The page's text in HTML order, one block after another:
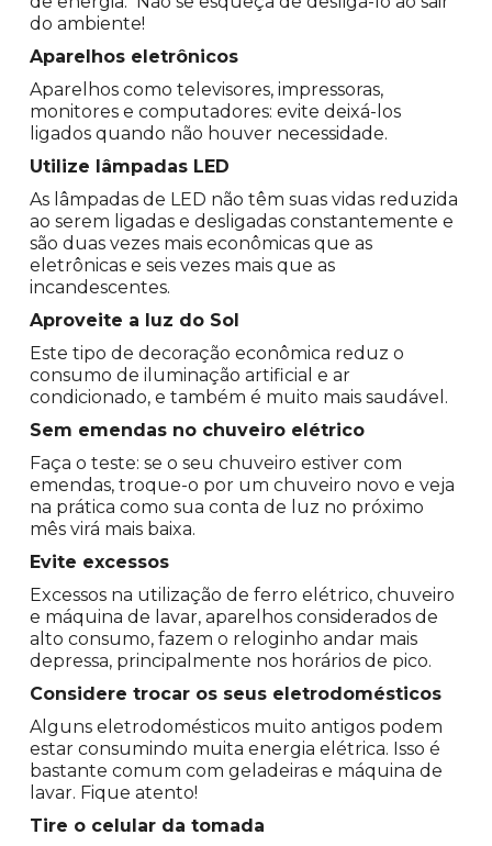
do ambiente!
Aparelhos eletrônicos
Aparelhos como televisores, impressoras,
monitores e computadores: evite deixá-los
ligados quando não houver necessidade.
Utilize lâmpadas LED
As lâmpadas de LED não têm suas vidas reduzida
ao serem ligadas e desligadas constantemente e
são duas vezes mais econômicas que as
eletrônicas e seis vezes mais que as
incandescentes.
Aproveite a luz do Sol
Este tipo de decoração econômica reduz o
consumo de iluminação artificial e ar
condicionado, e também é muito mais saudável.
Sem emendas no chuveiro elétrico
Faça o teste: se o seu chuveiro estiver com
emendas, troque-o por um chuveiro novo e veja
na prática como sua conta de luz no próximo
mês virá mais baixa.
Evite excessos
Excessos na utilização de ferro elétrico, chuveiro
e máquina de lavar, aparelhos considerados de
alto consumo, fazem o reloginho andar mais
depressa, principalmente nos horários de pico.
Considere trocar os seus eletrodomésticos
Alguns eletrodomésticos muito antigos podem
estar consumindo muita energia elétrica. Isso é
bastante comum com geladeiras e máquina de
lavar. Fique atento!
Tire o celular da tomada